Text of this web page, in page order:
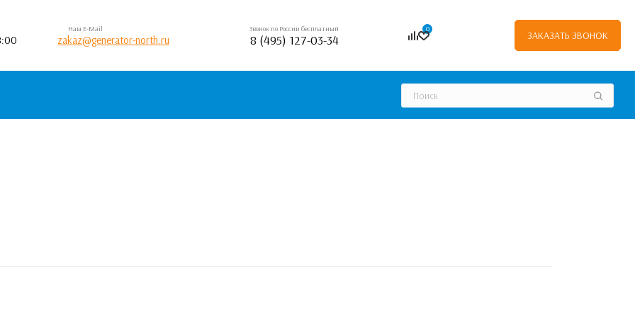
Наш E-Mail
zakaz@generator-north.ru
Звонок по России бесплатный
8 (495) 127-03-34
0
ЗАКАЗАТЬ ЗВОНОК